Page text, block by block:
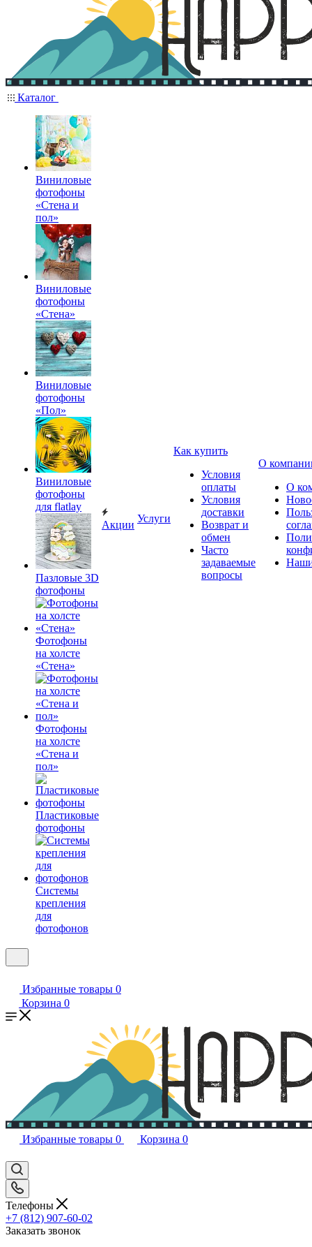
Каталог
Виниловые
фотофоны
«Стена и
пол»
Виниловые
фотофоны
«Стена»
Виниловые
фотофоны
«Пол»
Виниловые
фотофоны
для flatlay
Пазловые 3D
фотофоны
Фотофоны
на холсте
«Стена»
Фотофоны
на холсте
«Стена и
пол»
Пластиковые
фотофоны
Системы
крепления
для
фотофонов
Акции
Услуги
Как купить
Условия
оплаты
Условия
доставки
Возврат и
обмен
Часто
задаваемые
вопросы
О
О
Избранные товары 0
Корзина 0
Избранные товары 0 Корзина 0
Телефоны
+7 (812) 907-60-02
Заказать звонок